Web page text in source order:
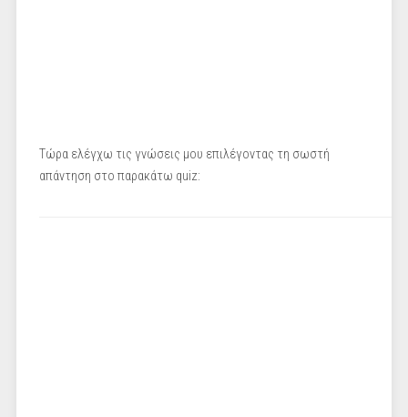
Τώρα ελέγχω τις γνώσεις μου επιλέγοντας τη σωστή
απάντηση στο παρακάτω quiz: